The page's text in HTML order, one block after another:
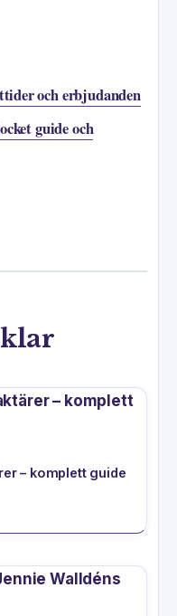
och erbjudanden
guide och
– komplett guide